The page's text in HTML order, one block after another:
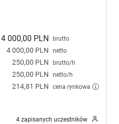
4 000,00 PLN brutto
4 000,00 PLN netto
250,00 PLN brutto/h
250,00 PLN netto/h
214,81 PLN cena rynkowa
4 zapisanych uczestników